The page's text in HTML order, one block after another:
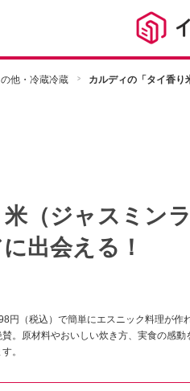
他・冷蔵冷蔵 カルディの「タイ香り
（ジャスミン
出会える！
円（税込）で簡単にエスニック料理が作
。原材料やおいしい炊き方、実食の感
。